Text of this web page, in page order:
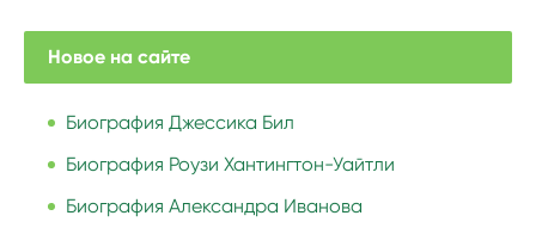
Новое на сайте
Биография Джессика Бил
Биография Роузи Хантингтон-Уайтли
Биография Александра Иванова